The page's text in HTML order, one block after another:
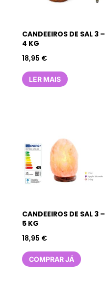
CANDEEIROS DE SAL 3 –
4 KG
18,95 €
LER MAIS
CANDEEIROS DE SAL 3 –
5 KG
18,95 €
COMPRAR JÁ